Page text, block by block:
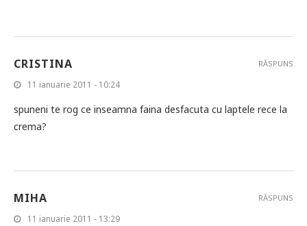
CRISTINA
11 ianuarie 2011 - 10:24
spuneni te rog ce inseamna faina desfacuta cu laptele rece la
crema?
RĂSPUNS
MIHA
11 ianuarie 2011 - 13:29
RĂSPUNS